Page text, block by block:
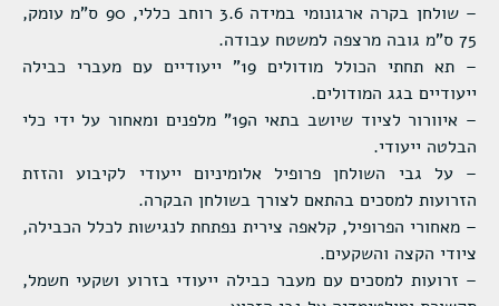
– שולחן בקרה ארגונומי במידה 3.6 רוחב כללי, 90 ס"מ עומק,
75 ס"מ גובה מרצפה למשטח עבודה.
– תא תחתי הכולל מודולים 19" ייעודיים עם מעברי כבילה
ייעודיים בגג המודולים.
– איוורור לציוד שיושב בתאי ה19" מלפנים ומאחור על ידי כלי
הבלטה ייעודי.
– על גבי השולחן פרופיל אלומיניום ייעודי לקיבוע והזזת
הזרועות למסכים בהתאם לצורך בשולחן הבקרה.
– מאחורי הפרופיל, קלאפה צירית נפתחת לנגישות לכלל הכבילה,
ציודי הקצה והשקעים.
– זרועות למסכים עם מעבר כבילה ייעודי בזרוע ושקעי חשמל,